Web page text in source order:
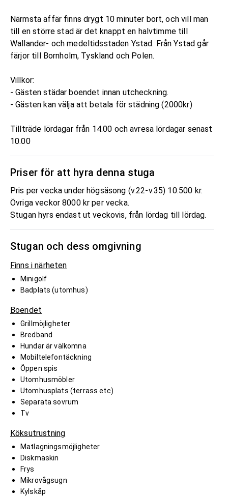
Närmsta affär finns drygt 10 minuter bort, och vill man
till en större stad är det knappt en halvtimme till
Wallander- och medeltidsstaden Ystad. Från Ystad går
färjor till Bornholm, Tyskland och Polen.
Villkor:
- Gästen städar boendet innan utcheckning.
- Gästen kan välja att betala för städning (2000kr)
Tillträde lördagar från 14.00 och avresa lördagar senast
10.00
Priser för att hyra denna stuga
Pris per vecka under högsäsong (v.22-v.35) 10.500 kr.
Övriga veckor 8000 kr per vecka.
Stugan hyrs endast ut veckovis, från lördag till lördag.
Stugan och dess omgivning
Finns i närheten
Minigolf
Badplats (utomhus)
Boendet
Grillmöjligheter
Bredband
Hundar är välkomna
Mobiltelefontäckning
Öppen spis
Utomhusmöbler
Utomhusplats (terrass etc)
Separata sovrum
Tv
Köksutrustning
Matlagningsmöjligheter
Diskmaskin
Frys
Mikrovågsugn
Kylskåp